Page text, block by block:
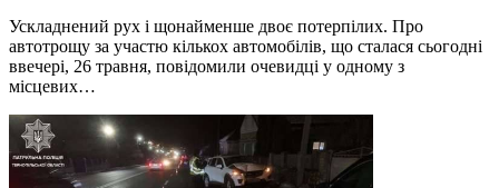
Ускладнений рух і щонайменше двоє потерпілих. Про
автотрощу за участю кількох автомобілів, що сталася сьогодні
ввечері, 26 травня, повідомили очевидці у одному з
місцевих…